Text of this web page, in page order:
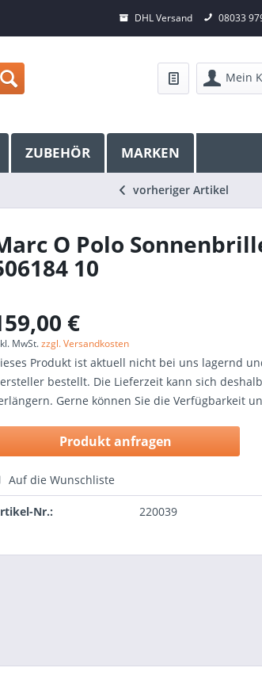
DHL Versand 08033
Mein
ZUBEHÖR MARKEN
vorheriger Artikel
O Polo
10
€
MwSt.zzgl. Versandkosten
Produkt ist aktuell nicht bei uns lagernd
bestellt. Die Lieferzeit kann sich
Gerne können Sie die Verfügbarkeit
Produkt anfragen
Auf die Wunschliste
Nr.: 220039